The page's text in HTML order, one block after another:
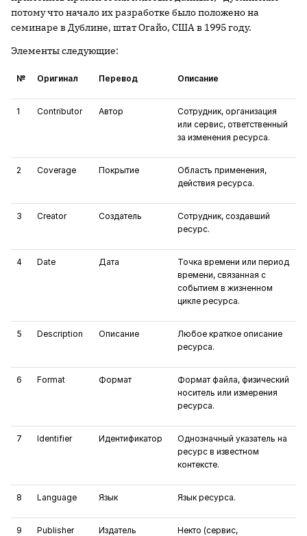
потому что начало их разработке было положено на
семинаре в Дублине, штат Огайо, США в 1995 году.
Элементы следующие:
№ Оригинал Перевод Описание
1 Contributor Автор
Сотрудник, организация
или сервис, ответственный
за изменения ресурса.
2 Coverage Покрытие
Область применения,
действия ресурса.
3 Creator Создатель
Сотрудник, создавший
ресурс.
4 Date Дата
Точка времени или период
времени, связанная с
событием в жизненном
цикле ресурса.
5 Description Описание
Любое краткое описание
ресурса.
6 Format Формат
Формат файла, физический
носитель или измерения
ресурса.
7 Identifier Идентификатор
Однозначный указатель на
ресурс в известном
контексте.
8 Language Язык Язык ресурса.
9 Publisher Издатель
Некто (сервис,